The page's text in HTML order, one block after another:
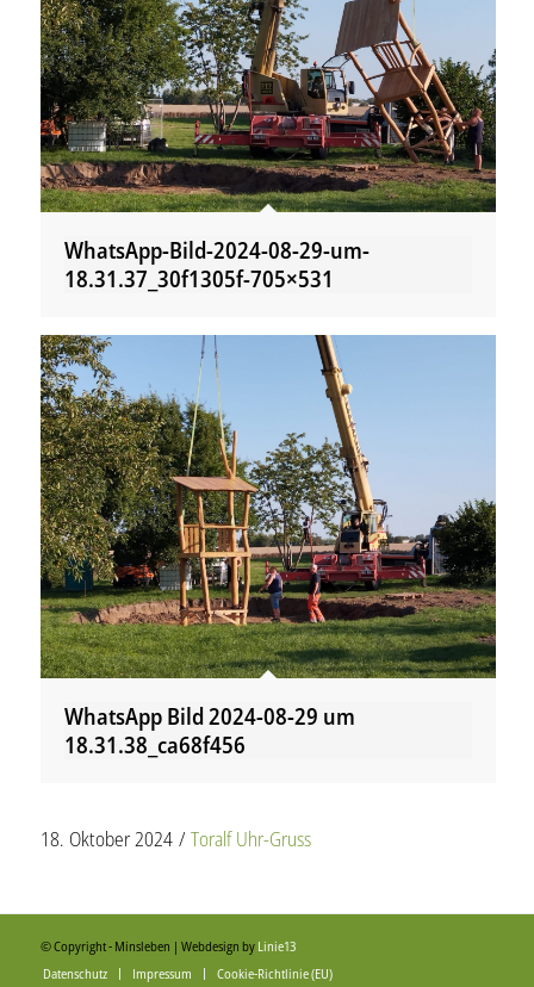
WhatsApp-Bild-2024-08-29-um-
18.31.37_30f1305f-705×531
WhatsApp Bild 2024-08-29 um
18.31.38_ca68f456
18. Oktober 2024 / Toralf Uhr-Gruss
© Copyright - Minsleben | Webdesign by Linie13
Datenschutz
Impressum Cookie-Richtlinie (EU)